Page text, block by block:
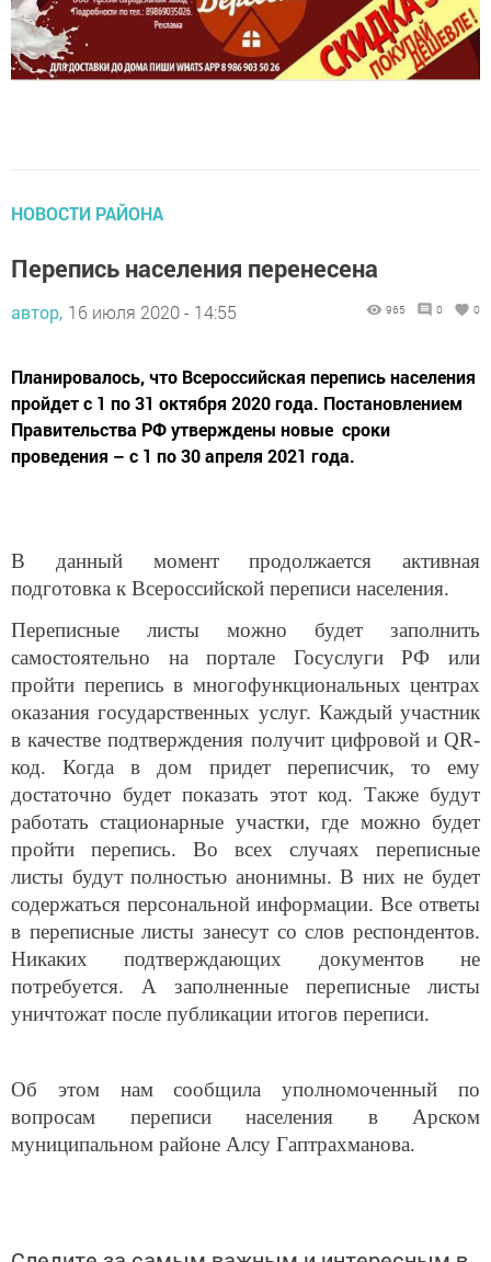
НОВОСТИ РАЙОНА
Перепись населения перенесена
пройдет с 1 по 31 октября 2020 года. Постановлением
Правительства РФ утверждены новые сроки
проведения – с 1 по 30 апреля 2021 года.
подготовка к Всероссийской переписи населения.
самостоятельно на портале Госуслуги РФ или
пройти перепись в многофункциональных центрах
оказания государственных услуг. Каждый участник
в качестве подтверждения получит цифровой иQR-
код. Когда в дом придет переписчик, то ему
достаточно будет показать этот код. Также будут
работать стационарные участки, где можно будет
пройти перепись. Во всех случаях переписные
листы будут полностью анонимны. В них не будет
содержаться персональной информации. Все ответы
в переписные листы занесут со слов респондентов.
Никаких подтверждающих документов не
потребуется. А заполненные переписные листы
уничтожат после публикации итогов переписи.
вопросам переписи населения в Арском
муниципальном районе Алсу Гаптрахманова.